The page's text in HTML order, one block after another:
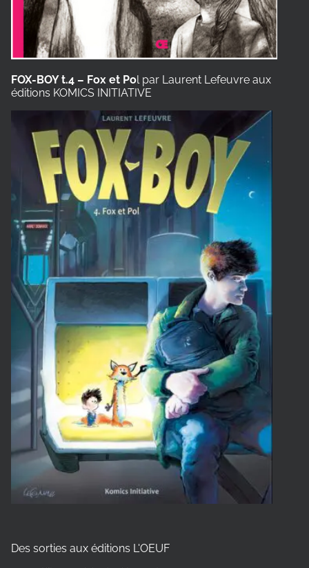
FOX-BOY t.4 – Fox et Pol par Laurent Lefeuvre aux
éditions KOMICS INITIATIVE
Des sorties aux éditions L'OEUF